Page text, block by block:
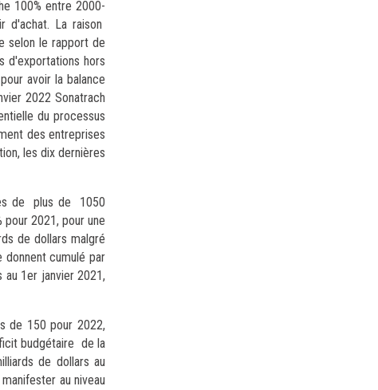
100% entre 2000-
d'achat. La raison
selon le rapport de
d'exportations hors
avoir la balance
2022 Sonatrach
du processus
des entreprises
les dix dernières
de plus de 1050
2021, pour une
de dollars malgré
donnent cumulé par
1er janvier 2021,
de 150 pour 2022,
budgétaire de la
de dollars au
au niveau